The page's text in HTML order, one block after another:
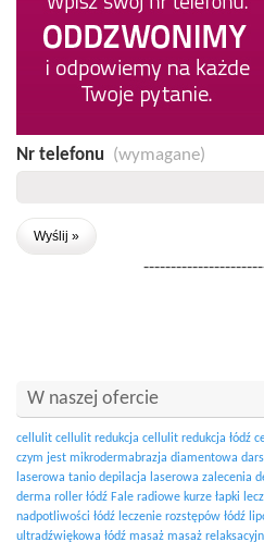
Nr telefonu (wymagane)
W naszej ofercie
cellulit cellulit redukcja cellulit redukcja łódź
czym jest mikrodermabrazja diamentowa
laserowa tanio depilacja laserowa zalecenia
derma roller łódź Fale radiowe kurze łapki
nadpotliwości łódź leczenie rozstępów łódź
ultradźwiękowa łódź masaż masaż